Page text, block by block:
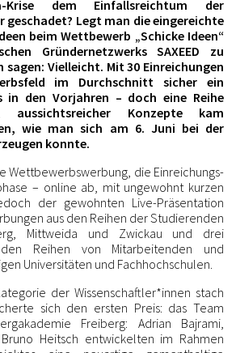
dem Einfallsreichtum der
geschadet? Legt man die eingereichte
beim Wettbewerb „Schicke Ideen“
Gründernetzwerks SAXEED zu
sagen: Vielleicht. Mit 30 Einreichungen
im Durchschnitt sicher ein
in den Vorjahren – doch eine Reihe
aussichtsreicher Konzepte kam
wie man sich am 6. Juni bei der
konnte.
Wettbewerbswerbung, die Einreichungs-
– online ab, mit ungewohnt kurzen
der gewohnten Live-Präsentation
aus den Reihen der Studierenden
Mittweida und Zwickau und drei
Reihen von Mitarbeitenden und
Universitäten und Fachhochschulen.
der Wissenschaftler*innen stach
sich den ersten Preis: das Team
Freiberg: Adrian Bajrami,
Heitsch entwickelten im Rahmen